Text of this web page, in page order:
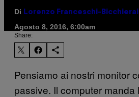
Di Lorenzo Franceschi-Bicchierai
Agosto 8, 2016, 6:00am
Share:
Pensiamo ai nostri monitor
passive. Il computer manda